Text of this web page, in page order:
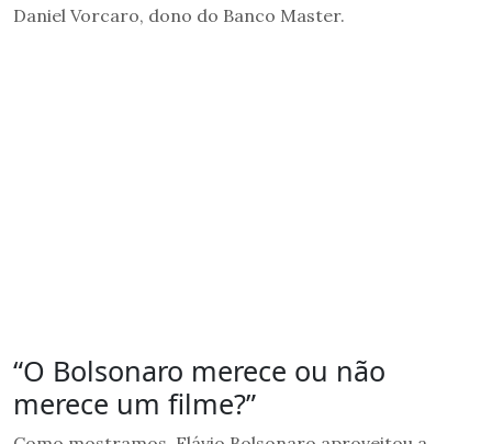
Daniel Vorcaro, dono do Banco Master.
“O Bolsonaro merece ou não
merece um filme?”